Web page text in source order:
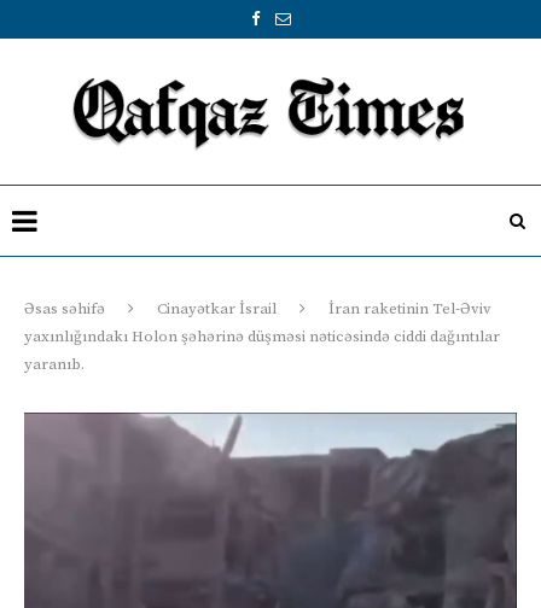
Əsas səhifə Cinayətkar İsrail
İran raketinin Tel-Əviv
yaxınlığındakı Holon şəhərinə düşməsi nəticəsində ciddi dağıntılar
yaranıb.